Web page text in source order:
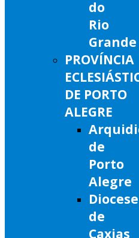
do
Rio
Grande
PROVÍNCIA
DE PORTO
ALEGRE
de
Porto
Alegre
Diocese
de
Caxias